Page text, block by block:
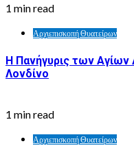
1 min read
Αρχιεπισκοπή Θυατείρων
Η Πανήγυρις των
Λονδίνο
1 min read
Αρχιεπισκοπή Θυατείρων